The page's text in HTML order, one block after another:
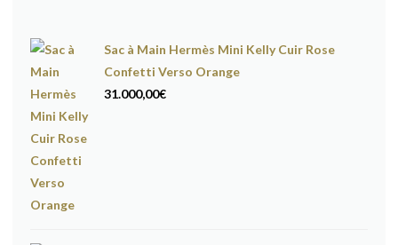
Sac à Main Hermès Mini Kelly Cuir Rose
Confetti Verso Orange
31.000,00€